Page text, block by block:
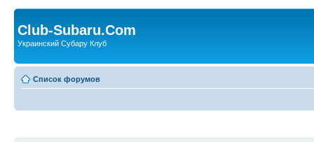
Club-Subaru.Com
Украинский Субару Клуб
Список форумов